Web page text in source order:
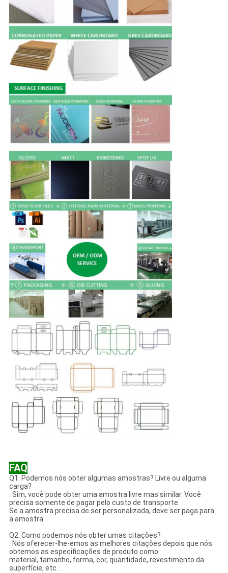
FAQ
Q1: Podemos nós obter algumas amostras? Livre ou alguma
carga?
: Sim, você pode obter uma amostra livre mas similar. Você
precisa somente de pagar pelo custo de transporte.
Se a amostra precisa de ser personalizada, deve ser paga para
a amostra.
Q2: Como podemos nós obter umas citações?
: Nós oferecer-lhe-emos as melhores citações depois que nós
obtemos as especificações de produto como
material, tamanho, forma, cor, quantidade, revestimento da
superfície, etc.